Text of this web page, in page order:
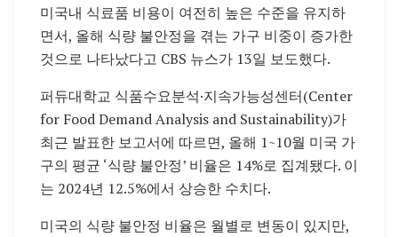
미국내 식료품 비용이 여전히 높은 수준을 유지하
면서, 올해 식량 불안정을 겪는 가구 비중이 증가한
것으로 나타났다고 CBS 뉴스가 13일 보도했다.
퍼듀대학교 식품수요분석·지속가능성센터(Center
for Food Demand Analysis and Sustainability)가
최근 발표한 보고서에 따르면, 올해 1~10월 미국 가
구의 평균 ‘식량 불안정’ 비율은 14%로 집계됐다. 이
는 2024년 12.5%에서 상승한 수치다.
미국의 식량 불안정 비율은 월별로 변동이 있지만,